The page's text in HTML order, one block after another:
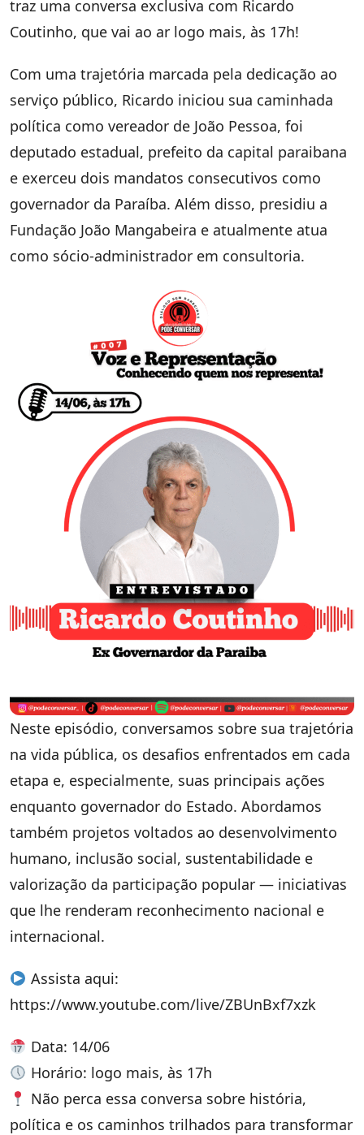
traz uma conversa exclusiva com Ricardo
Coutinho, que vai ao ar logo mais, às 17h!
Com uma trajetória marcada pela dedicação ao
serviço público, Ricardo iniciou sua caminhada
política como vereador de João Pessoa, foi
deputado estadual, prefeito da capital paraibana
e exerceu dois mandatos consecutivos como
governador da Paraíba. Além disso, presidiu a
Fundação João Mangabeira e atualmente atua
como sócio-administrador em consultoria.
Neste episódio, conversamos sobre sua trajetória
na vida pública, os desafios enfrentados em cada
etapa e, especialmente, suas principais ações
enquanto governador do Estado. Abordamos
também projetos voltados ao desenvolvimento
humano, inclusão social, sustentabilidade e
valorização da participação popular — iniciativas
que lhe renderam reconhecimento nacional e
internacional.
Assista aqui:
https://www.youtube.com/live/ZBUnBxf7xzk
Data: 14/06
Horário: logo mais, às 17h
Não perca essa conversa sobre história,
política e os caminhos trilhados para transformar